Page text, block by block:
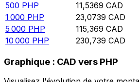
500 PHP 11,5369 CAD
1 000 PHP 23,0739 CAD
5 000 PHP 115,369 CAD
10 000 PHP 230,739 CAD
Graphique : CAD vers PHP